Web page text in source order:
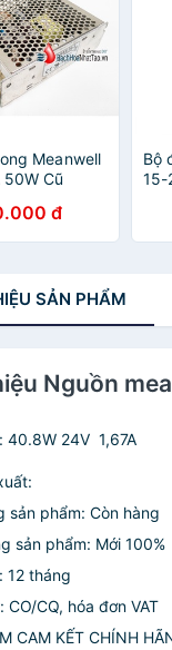
Meanwell
50W Cũ
đ
Bộ
15-
SẢN PHẨM
Nguồn
40.8W 24V 1,67A
sản phẩm: Còn hàng
sản phẩm: Mới 100%
12 tháng
CO/CQ, hóa đơn VAT
CAM KẾT CHÍNH